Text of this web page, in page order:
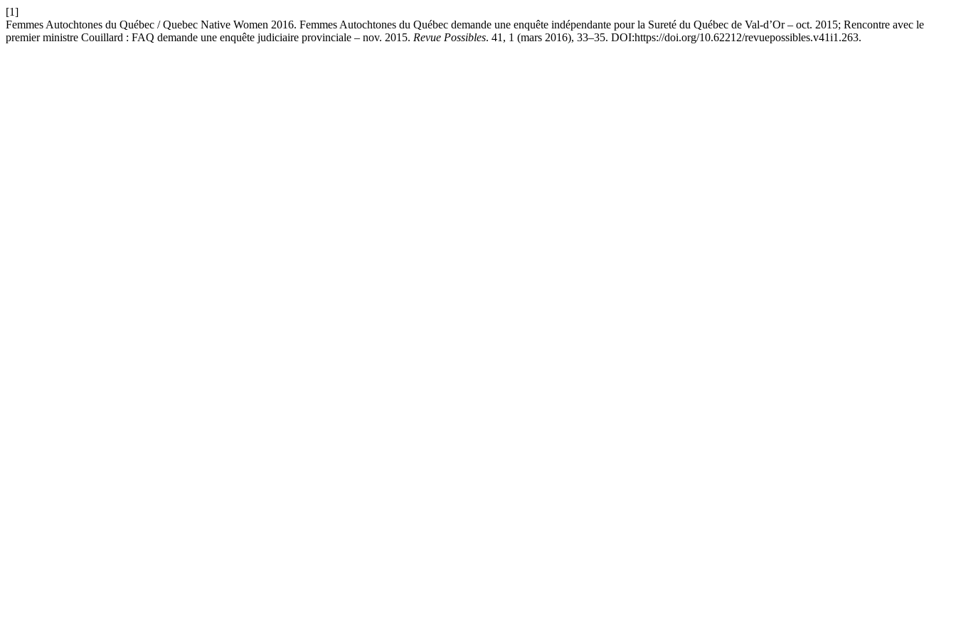
[1]
Femmes Autochtones du Québec / Quebec Native Women 2016. Femmes Autochtones du Québec demande une enquête indépendante pour la Sureté du Québec de Val-d’Or – oct. 2015; Rencontre avec le
premier ministre Couillard : FAQ demande une enquête judiciaire provinciale – nov. 2015. Revue Possibles. 41, 1 (mars 2016), 33–35. DOI:https://doi.org/10.62212/revuepossibles.v41i1.263.